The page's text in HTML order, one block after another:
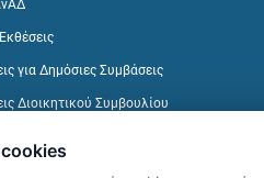
για Δημόσιες Συμβάσεις
Διοικητικού Συμβουλίου